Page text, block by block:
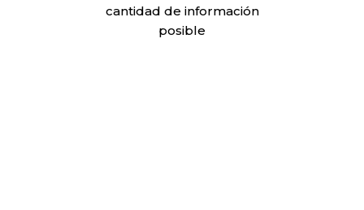
cantidad de información
posible